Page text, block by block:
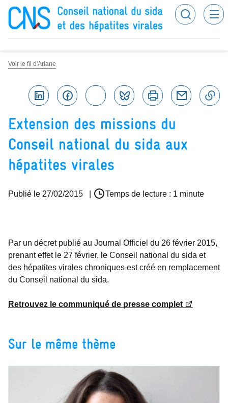
Voir le fil d'Ariane
Linkedin FacebookTwitter Bluesky Imprimer Courriel
Extension des missions du
Conseil national du sida aux
hépatites virales
Publié le 27/02/2015 Temps de lecture : 1 minute
Par un décret publié au Journal Officiel du 26 février 2015,
prenant effet le 27 février, le Conseil national du sida et
des hépatites virales chroniques est créé en remplacement
du Conseil national du sida.
Retrouvez le communiqué de presse complet
Sur le même thème